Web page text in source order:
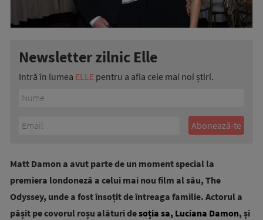
Newsletter zilnic Elle
Intră în lumea ELLE pentru a afla cele mai noi știri.
Matt Damon a avut parte de un moment special la
premiera londoneză a celui mai nou film al său, The
Odyssey, unde a fost însoțit de întreaga familie. Actorul a
pășit pe covorul roșu alături desoția sa, Luciana Damon, și